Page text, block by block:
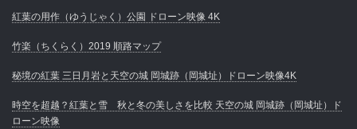
紅葉の用作（ゆうじゃく）公園 ドローン映像 4K
竹楽（ちくらく）2019 順路マップ
秘境の紅葉 三日月岩と天空の城 岡城跡（岡城址）ドローン映像4K
時空を超越？紅葉と雪 秋と冬の美しさを比較 天空の城 岡城跡（岡城址）ド
ローン映像